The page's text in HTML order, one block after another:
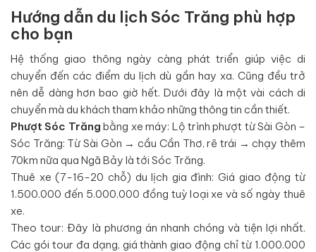
Hướng dẫn du lịch Sóc Trăng phù hợp
cho bạn
Hệ thống giao thông ngày càng phát triển giúp việc di
chuyển đến các điểm du lịch dù gần hay xa. Cũng đều trở
nên dễ dàng hơn bao giờ hết. Dưới đây là một vài cách di
chuyển mà du khách tham khảo những thông tin cần thiết.
Phượt Sóc Trăng bằng xe máy: Lộ trình phượt từ Sài Gòn –
Sóc Trăng: Từ Sài Gòn → cầu Cần Thơ, rẽ trái → chạy thêm
70km nữa qua Ngã Bảy là tới Sóc Trăng.
Thuê xe (7-16-20 chỗ) du lịch gia đình: Giá giao động từ
1.500.000 đến 5.000.000 đồng tuỳ loại xe và số ngày thuê
xe.
Theo tour: Đây là phương án nhanh chóng và tiện lợi nhất.
Các gói tour đa dạng, giá thành giao động chỉ từ 1.000.000